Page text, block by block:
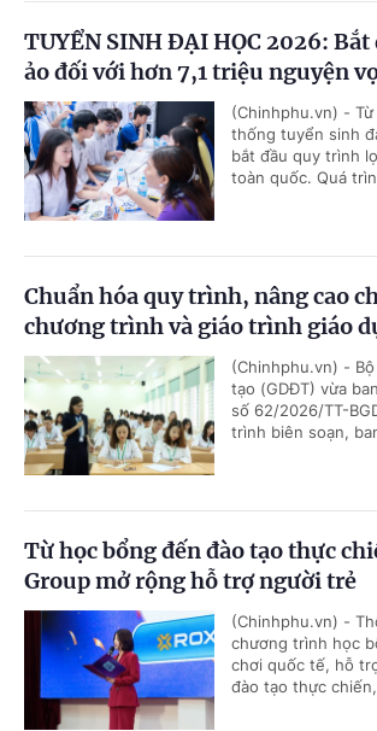
TUYỂN SINH ĐẠI HỌC 2026:
ảo đối với hơn 7,1 triệu nguyện
(Chinhphu.vn) -
thống tuyển sinh
bắt đầu quy trình
toàn quốc. Quá
Chuẩn hóa quy trình, nâng cao
chương trình và giáo trình giáo
(Chinhphu.vn) -
tạo (GDĐT) vừa
số 62/2026/TT-
trình biên soạn,
Từ học bổng đến đào tạo thực
Group mở rộng hỗ trợ người trẻ
(Chinhphu.vn) -
chương trình học
chơi quốc tế, hỗ
đào tạo thực